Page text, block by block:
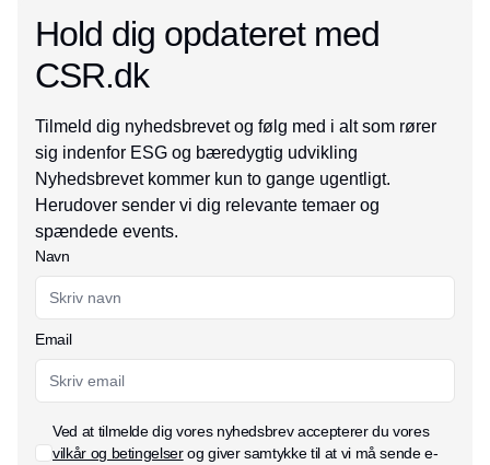
Hold dig opdateret med
CSR.dk
Tilmeld dig nyhedsbrevet og følg med i alt som rører
sig indenfor ESG og bæredygtig udvikling
Nyhedsbrevet kommer kun to gange ugentligt.
Herudover sender vi dig relevante temaer og
spændede events.
Navn
Email
Ved at tilmelde dig vores nyhedsbrev accepterer du vores
vilkår og betingelserog giver samtykke til at vi må sende e-